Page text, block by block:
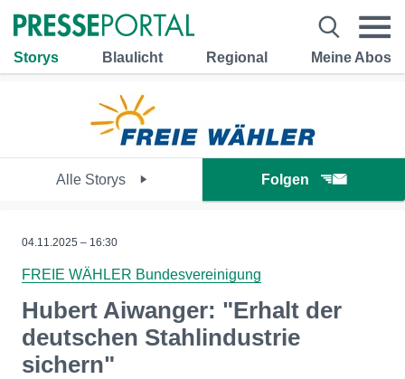
Storys Blaulicht Regional Meine Abos
Alle Storys Folgen
04.11.2025 – 16:30
FREIE WÄHLER Bundesvereinigung
Hubert Aiwanger: "Erhalt der
deutschen Stahlindustrie
sichern"